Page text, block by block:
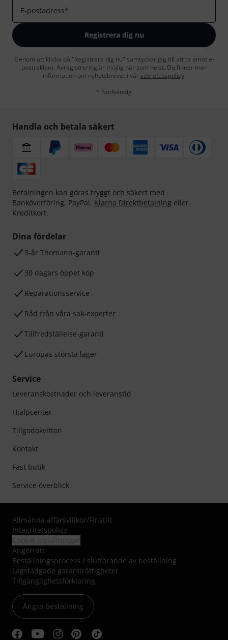
E-postadress*
Registrera dig nu
Genom att klicka på "Registrera dig nu" samtycker jag till att ta emot e-
postreklam. Avregistrering är möjlig när som helst. Du finner mer
information om nyhetsbrevet i vår sekretesspolicy.
* Nödvändig
Handla och betala säkert
Betalningen kan göras tryggt och säkert med
Banköverföring, PayPal, Klarna Direktbetalning eller
Kreditkort.
Dina fördelar
3-år Thomann-garanti
30 dagars öppet köp
Reparationsservice
Råd från våra sak-experter
Tillfredställelse-garanti
Europas största lager
Service
Leveranskostnader och leveranstid
Hjälpcenter
Tillgodokvitton
Kontakt
Fast butik
Service överblick
Allmänna affärsvillkor/Finstilt
Integritetspolicy
Ångerrätt
Beställningsprocess / slutförande av beställning
Lagstadgade garantirättigheter
Tillgänglighetsförklaring
Ångra beställning